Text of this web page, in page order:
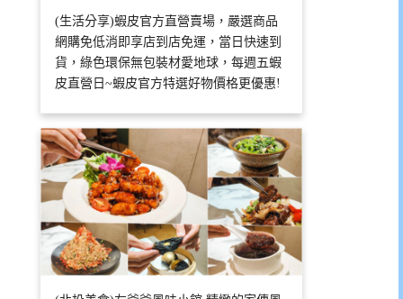
(生活分享)蝦皮官方直營賣場，嚴選商品
網購免低消即享店到店免運，當日快速到
貨，綠色環保無包裝材愛地球，每週五蝦
皮直營日~蝦皮官方特選好物價格更優惠!